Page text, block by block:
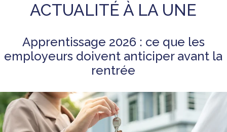
ACTUALITÉ À LA UNE
Apprentissage 2026 : ce que les
employeurs doivent anticiper avant la
rentrée